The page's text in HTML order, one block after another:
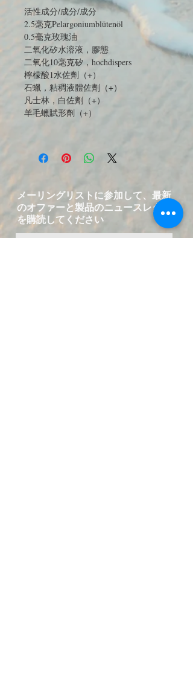
活性成分/成分/成分
2.5毫克Pelargoniumblütenöl
0.5毫克玫瑰油
二氧化矽水溶液，膠態
二氧化10毫克矽，hochdispers
檸檬酸1水佐劑（+）
石蠟，粘稠液體佐劑（+）
凡士林，白佐劑（+）
羊毛蠟賦形劑（+）
メーリングリストに参加して、最新
のオファーと製品のニュースレター
を購読してください